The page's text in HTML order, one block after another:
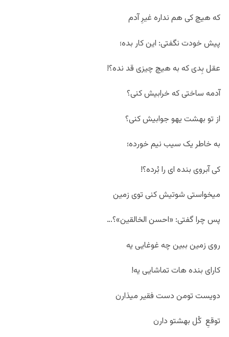
که هیچ کی هم نداره غیرِ آدم
پیش خودت نگفتی: این کار بده؛
عقل بِدی که به هیچ چیزی قد نده؟!
آدمه ساختی که خرابیش کنی؟
از تو بهشت یهو جوابیش کنی؟
به خاطر یک سیب نیم خورده؛
کی آبروی بنده ای را بُرده؟!
میخواستی شوتیش کنی توی زمین
پس چرا گفتی: «احسن الخالقین»؟…
روی زمین ببین چه غوغایی یه
کارای بنده هات تماشایی یه!
دویست تومن دست فقیر میذارن
توقعِ کُل بهشتو دارن